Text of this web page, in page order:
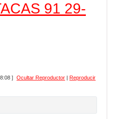
91 29-
] Ocultar Reproductor |Reproducir